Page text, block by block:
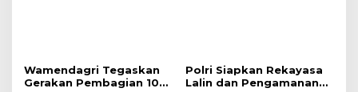
Wamendagri Tegaskan
Gerakan Pembagian 10
Polri Siapkan Rekayasa
Lalin dan Pengamanan